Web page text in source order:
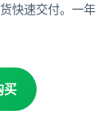
快速交付。一年
买